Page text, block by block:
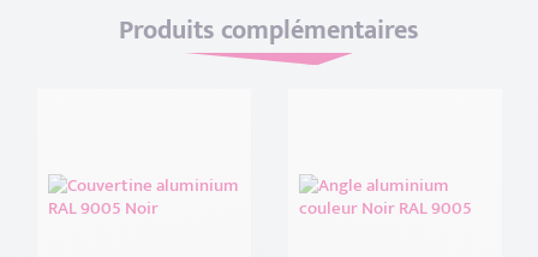
Produits complémentaires